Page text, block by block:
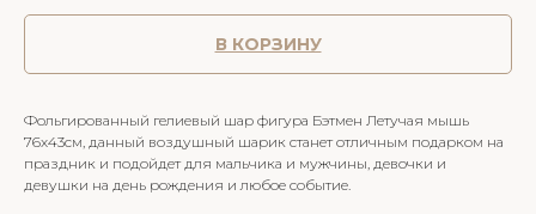
В КОРЗИНУ
Фольгированный гелиевый шар фигура Бэтмен Летучая мышь
76х43см, данный воздушный шарик станет отличным подарком на
праздник и подойдет для мальчика и мужчины, девочки и
девушки на день рождения и любое событие.